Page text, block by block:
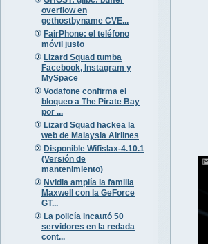
overflow en
gethostbyname CVE...
FairPhone: el teléfono
móvil justo
Lizard Squad tumba
Facebook, Instagram y
MySpace
Vodafone confirma el
bloqueo a The Pirate Bay
por ...
Lizard Squad hackea la
web de Malaysia Airlines
Disponible Wifislax-4.10.1
(Versión de
mantenimiento)
Nvidia amplía la familia
Maxwell con la GeForce
GT...
La policía incautó 50
servidores en la redada
cont...